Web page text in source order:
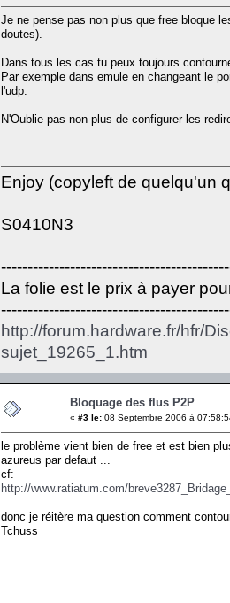
Je ne pense pas non plus que free bloque
doutes).
Dans tous les cas tu peux toujours
Par exemple dans emule en changeant le
l'udp.
N'Oublie pas non plus de configurer les
Enjoy (copyleft de quelqu'un
S0410N3
La folie est le prix à payer
http://forum.hardware.fr/hfr/
sujet_19265_1.htm
Bloquage des flus P2P
« #3 le: 08 Septembre 2006 à
le problème vient bien de free et est bien
azureus par defaut ...
cf:
http://www.ratiatum.com/
donc je réitère ma question comment
Tchuss